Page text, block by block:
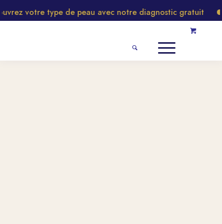
votre type de peau avec notre diagnostic gratuit